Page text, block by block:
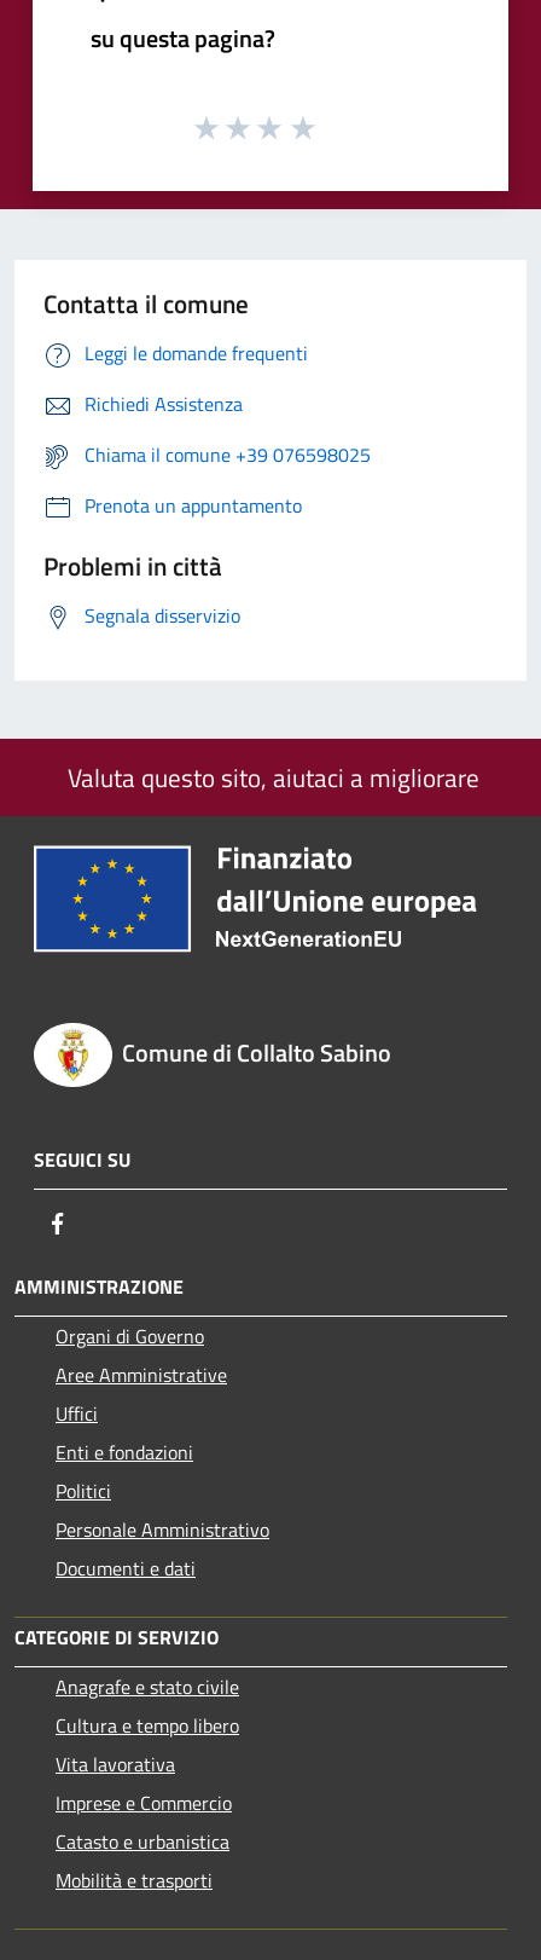
su questa pagina?
Contatta il comune
Leggi le domande frequenti
Richiedi Assistenza
Chiama il comune +39 076598025
Prenota un appuntamento
Problemi in città
Segnala disservizio
Valuta questo sito, aiutaci a migliorare
Comune di Collalto Sabino
SEGUICI SU
AMMINISTRAZIONE
Organi di Governo
Aree Amministrative
Uffici
Enti e fondazioni
Politici
Personale Amministrativo
Documenti e dati
CATEGORIE DI SERVIZIO
Anagrafe e stato civile
Cultura e tempo libero
Vita lavorativa
Imprese e Commercio
Catasto e urbanistica
Mobilità e trasporti